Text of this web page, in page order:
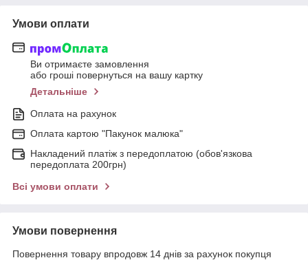
Умови оплати
Ви отримаєте замовлення
або гроші повернуться на вашу картку
Детальніше
Оплата на рахунок
Оплата картою "Пакунок малюка"
Накладений платіж з передоплатою (обов'язкова
передоплата 200грн)
Всі умови оплати
Умови повернення
Повернення товару впродовж 14 днів за рахунок покупця